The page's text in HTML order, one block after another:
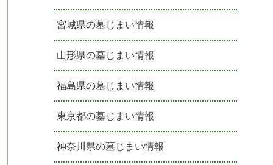
宮城県の墓じまい情報
山形県の墓じまい情報
福島県の墓じまい情報
東京都の墓じまい情報
神奈川県の墓じまい情報